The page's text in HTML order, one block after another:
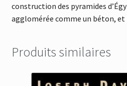
construction des pyramides
agglomérée comme un béton,
Produits similaires